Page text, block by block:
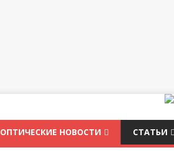
ОПТИЧЕСКИЕ НОВОСТИ СТАТЬИ